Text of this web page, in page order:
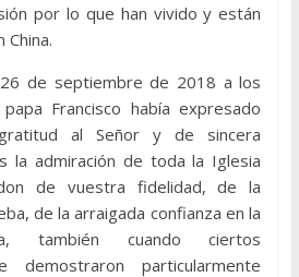
por lo que han vivido y están
de septiembre de 2018 a los
Francisco había expresado
al Señor y de sincera
la admiración de toda la Iglesia
de vuestra fidelidad, de la
de la arraigada confianza en la
también cuando ciertos
demostraron particularmente